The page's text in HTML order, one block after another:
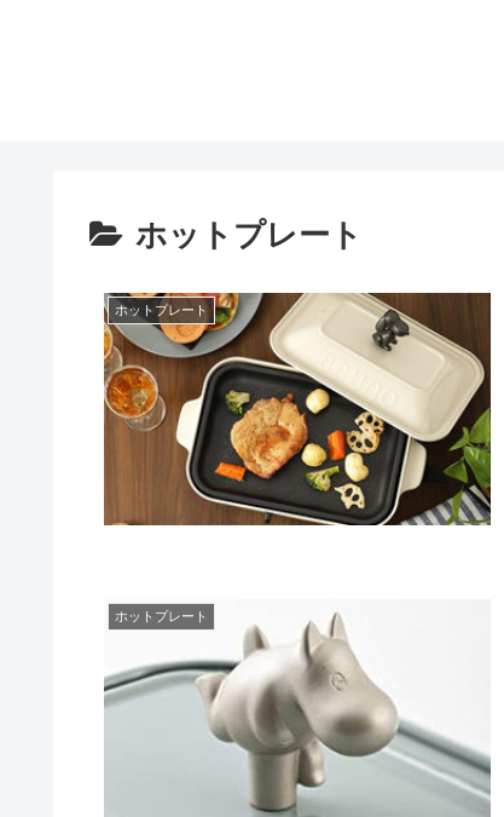
ホットプレート
ホットプレート
ホットプレート